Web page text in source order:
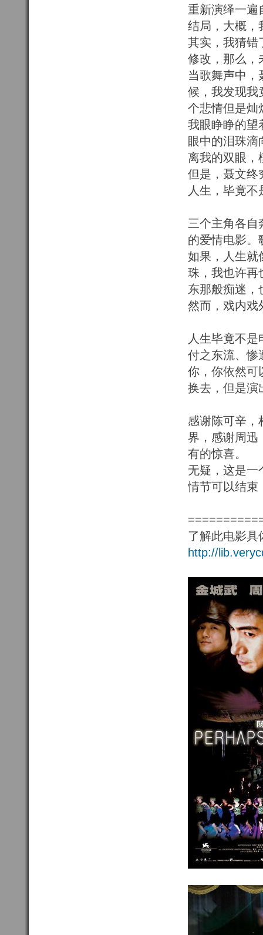
重新演绎一遍
结局，大概，
其实，我猜错
修改，那么，
当歌舞声中
候，我发现我
个悲情但是灿
我眼睁睁的望
眼中的泪珠滴
离我的双眼，
但是，聂文终
人生，毕竟
三个主角各自
的爱情电影。
如果，人生就
珠，我也许再
东那般痴迷，
然而，戏内戏
人生毕竟不
付之东流、惨
你，你依然可
换去，但是演
感谢陈可辛，
界，感谢周迅
有的惊喜。
无疑，这是一
情节可以结束
了解此电影具
http://